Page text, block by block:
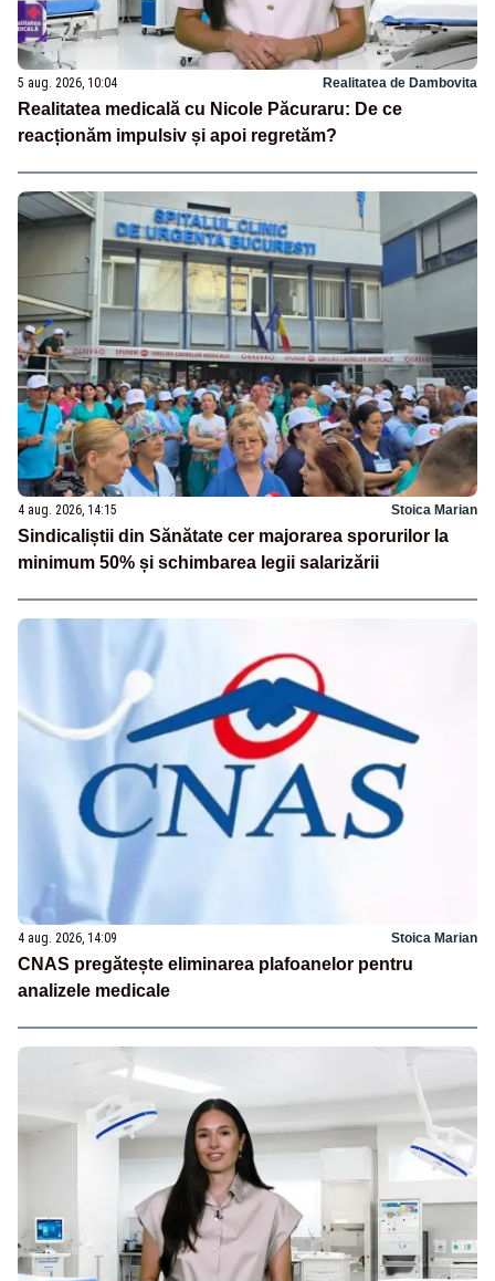
5 aug. 2026, 10:04 Realitatea de Dambovita
Realitatea medicală cu Nicole Păcuraru: De ce
reacționăm impulsiv și apoi regretăm?
4 aug. 2026, 14:15 Stoica Marian
Sindicaliștii din Sănătate cer majorarea sporurilor la
minimum 50% și schimbarea legii salarizării
4 aug. 2026, 14:09 Stoica Marian
CNAS pregătește eliminarea plafoanelor pentru
analizele medicale